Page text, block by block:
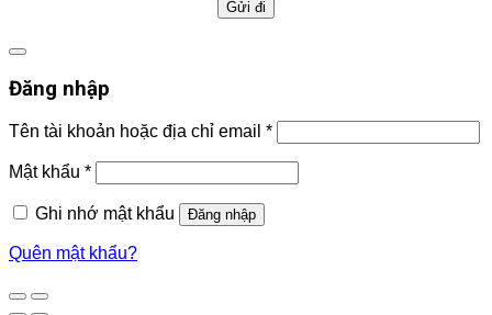
Đăng nhập
Tên tài khoản hoặc địa chỉ email *
Mật khẩu *
Ghi nhớ mật khẩu Đăng nhập
Quên mật khẩu?